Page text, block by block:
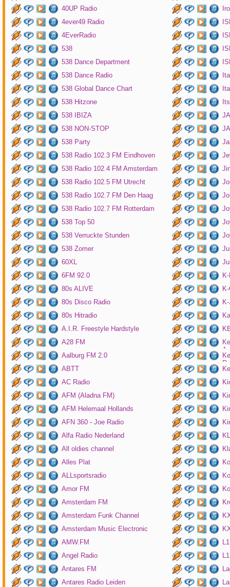
40UP Radio
4ever49 Radio
4EverRadio
538
538 Dance Department
538 Dance Radio
538 Global Dance Chart
538 Hitzone
538 IBIZA
538 NON-STOP
538 Party
538 Radio 102.3 FM Eindhoven
538 Radio 102.4 FM Amsterdam
538 Radio 102.5 FM Utrecht
538 Radio 102.7 FM Den Haag
538 Radio 102.7 FM Rotterdam
538 Top 50
538 Verruckte Stunden
538 Zomer
60XL
6FM 92.0
80s ALIVE
80s Disco Radio
80s Hitradio
A.I.R. Freestyle Hardstyle
A28 FM
Aalburg FM 2.0
ABTT
AC Radio
AFM (Aladna FM)
AFM Helemaal Hollands
AFN 360 - Joe Radio
Alfa Radio Nederland
All oldies channel
Alles Plat
ALLsportsradio
Amor FM
Amsterdam FM
Amsterdam Funk Channel
Amsterdam Music Electronic
AMW.FM
Angel Radio
Antares FM
Antares Radio Leiden